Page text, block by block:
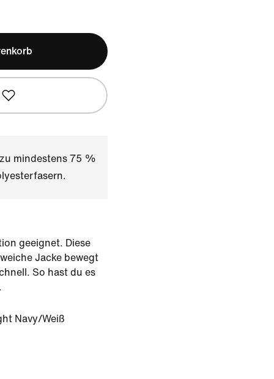
mindestens 75 %
geeignet. Diese
Jacke bewegt
So hast du es
Navy/Weiß